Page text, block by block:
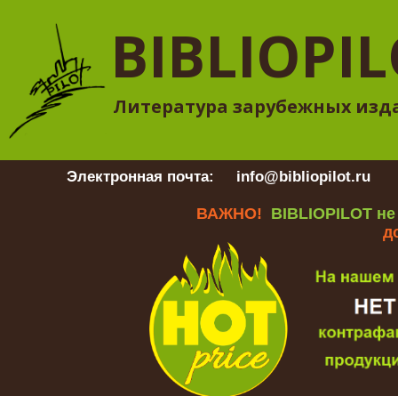
Литература зарубежных
Электронная почта: info@bibliopilot.ru
ВАЖНО! BIBLIOPILOT